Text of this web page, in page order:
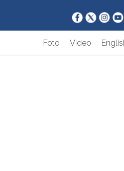
Foto Video